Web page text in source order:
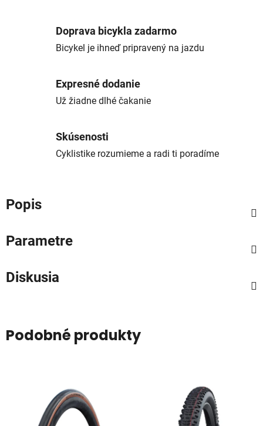
Doprava bicykla zadarmo
Bicykel je ihneď pripravený na jazdu
Expresné dodanie
Už žiadne dlhé čakanie
Skúsenosti
Cyklistike rozumieme a radi ti poradíme
Popis
Parametre
Diskusia
Podobné produkty